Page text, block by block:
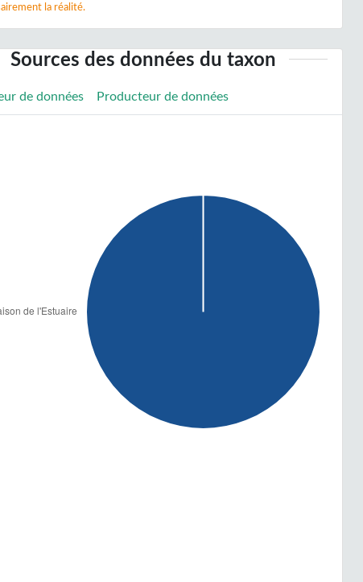
la réalité.
Sources des données du taxon
de données Producteur de données